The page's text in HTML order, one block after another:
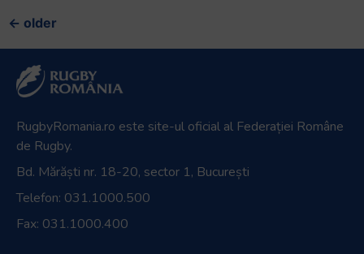
← older
RugbyRomania.ro este site-ul oficial al Federației Române
de Rugby.
Bd. Mărăști nr. 18-20, sector 1, București
Telefon: 031.1000.500
Fax: 031.1000.400